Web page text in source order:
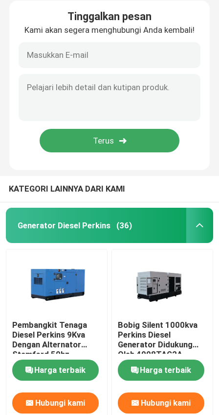
Tinggalkan pesan
Kami akan segera menghubungi Anda kembali!
KATEGORI LAINNYA DARI KAMI
Generator Diesel Perkins (36)
Pembangkit Tenaga
Diesel Perkins 9Kva
Dengan Alternator
Stamford 50hz
1500rpm
Harga terbaik
Hubungi kami
Bobig Silent 1000kva
Perkins Diesel
Generator Didukung
Oleh 4008TAG2A
Harga terbaik
Hubungi kami